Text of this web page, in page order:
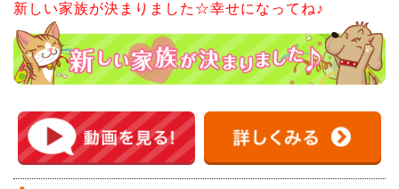
新しい家族が決まりました☆幸せになってね♪